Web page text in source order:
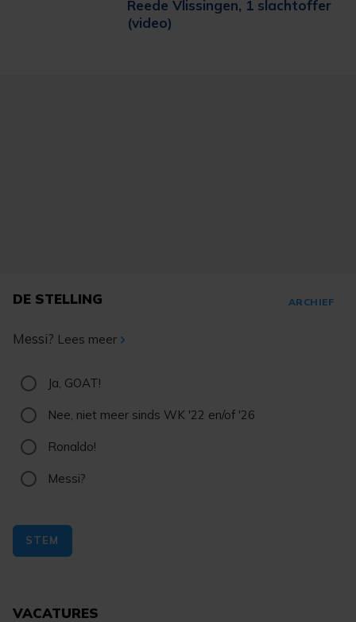
Reede Vlissingen, 1 slachtoffer
(video)
DE STELLING ARCHIEF
Messi? Lees meer
Ja, GOAT!
Nee, niet meer sinds WK '22 en/of '26
Ronaldo!
Messi?
STEM
VACATURES